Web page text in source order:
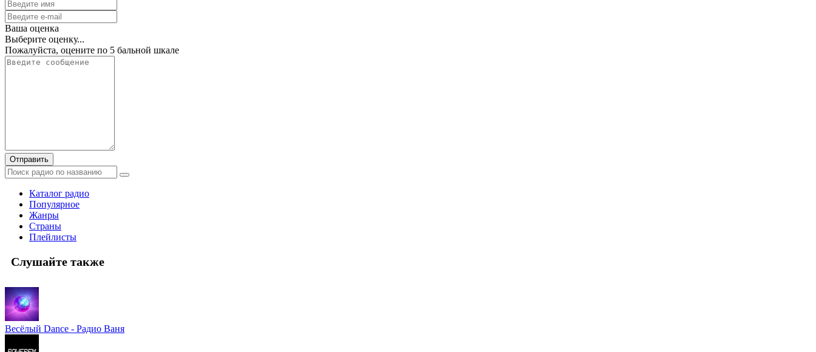
Ваша оценка
Выберите оценку...
Пожалуйста, оцените по 5 бальной шкале
Отправить
Каталог радио
Популярное
Жанры
Страны
Плейлисты
Слушайте также
Весёлый Dance - Радио Ваня